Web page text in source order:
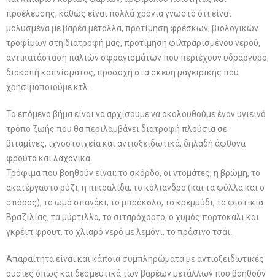
προέλευσης, καθώς είναι πολλά χρόνια γνωστό ότι είναι
μολυσμένα με βαρέα μέταλλα, προτίμηση φρέσκων, βιολογικών
τροφίμων στη διατροφή μας, προτίμηση φιλτραρισμένου νερού,
αντικατάσταση παλιών σφραγισμάτων που περιέχουν υδράργυρο,
διακοπή καπνίσματος, προσοχή στα σκεύη μαγειρικής που
χρησιμοποιούμε κτλ.
Το επόμενο βήμα είναι να αρχίσουμε να ακολουθούμε έναν υγιεινό
τρόπο ζωής που θα περιλαμβάνει διατροφή πλούσια σε
βιταμίνες, ιχνοστοιχεία και αντιοξειδωτικά, δηλαδή άφθονα
φρούτα και λαχανικά.
Τρόφιμα που βοηθούν είναι: το σκόρδο, οι ντομάτες, η βρώμη, το
ακατέργαστο ρύζι, η πικραλίδα, το κόλιανδρο (και τα φύλλα και ο
σπόρος), το ωμό σπανάκι, το μπρόκολο, το κρεμμύδι, τα φιστίκια
Βραζιλίας, τα μύρτιλλα, το σιταρόχορτο, ο χυμός πορτοκάλι και
γκρέιπ φρουτ, το χλιαρό νερό με λεμόνι, το πράσινο τσάι.
Απαραίτητα είναι και κάποια συμπληρώματα με αντιοξειδωτικές
ουσίες όπως και δεσμευτικά των βαρέων μετάλλων που βοηθούν